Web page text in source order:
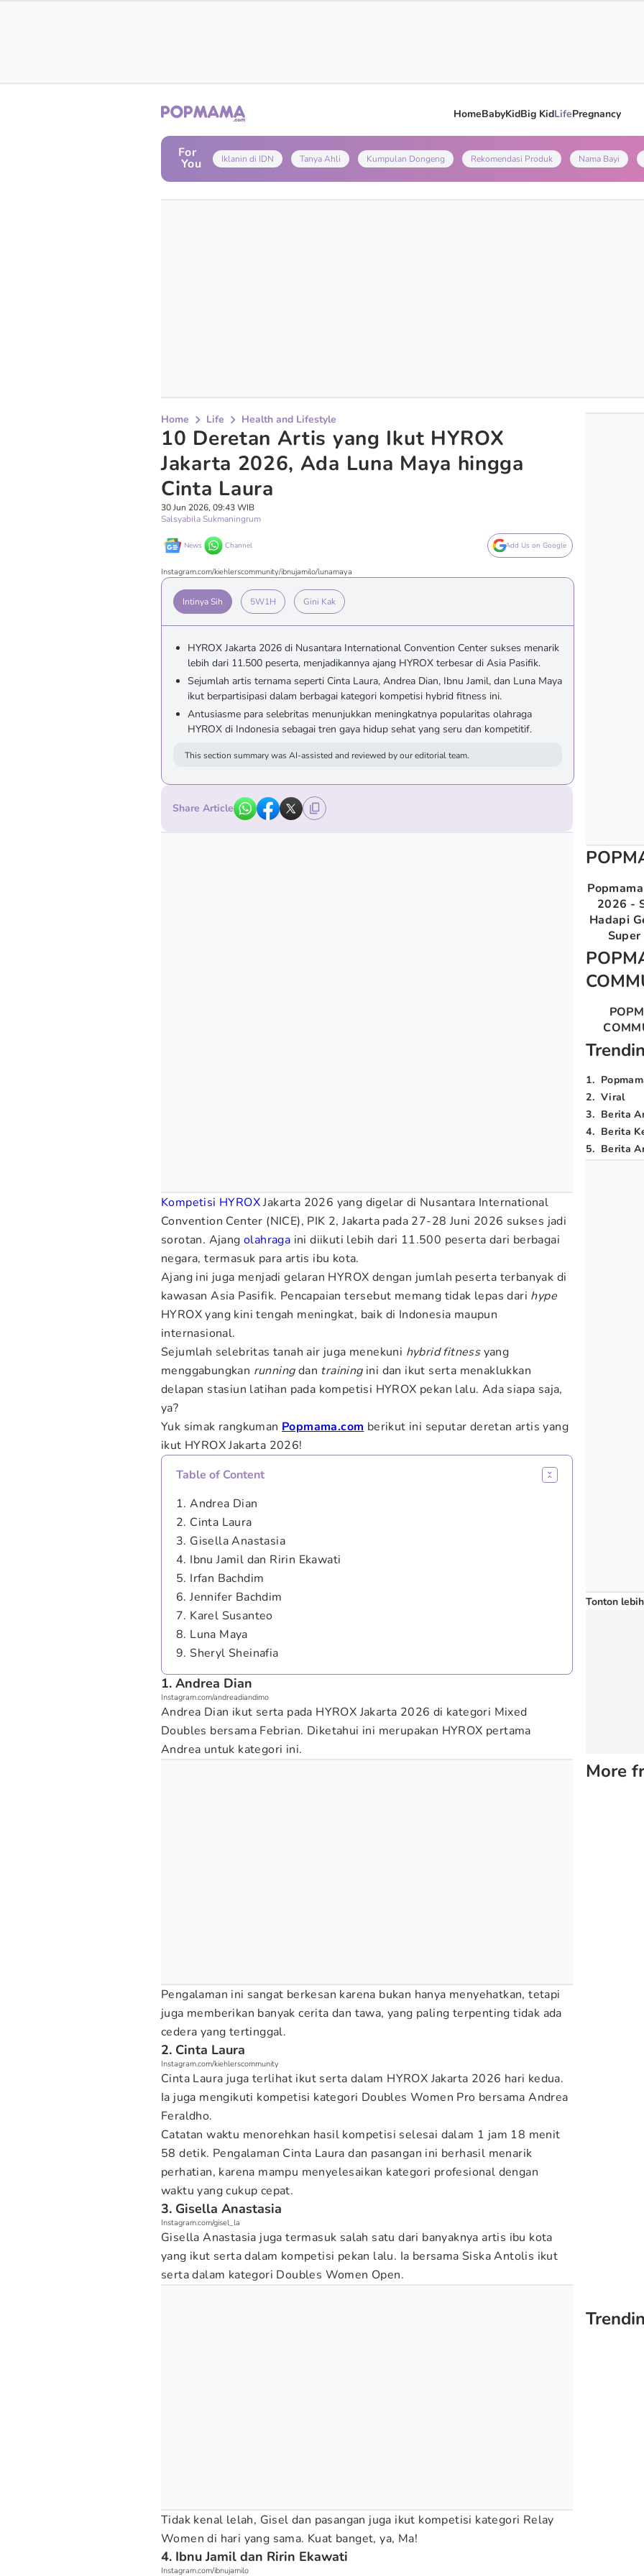
HomeBabyKidBig KidLifePregnancy
For
You Iklanin di IDN Tanya Ahli Kumpulan Dongeng Rekomendasi Produk Nama Bayi
Home Life Health and Lifestyle
10 Deretan Artis yang Ikut HYROX
Jakarta 2026, Ada Luna Maya hingga
Cinta Laura
30 Jun 2026, 09:43 WIB
Salsyabila Sukmaningrum
News Channel Add Us on Google
Instagram.com/kiehlerscommunity/ibnujamilo/lunamaya
Intinya Sih 5W1H Gini Kak
HYROX Jakarta 2026 di Nusantara International Convention Center sukses menarik
lebih dari 11.500 peserta, menjadikannya ajang HYROX terbesar di Asia Pasifik.
Sejumlah artis ternama seperti Cinta Laura, Andrea Dian, Ibnu Jamil, dan Luna Maya
ikut berpartisipasi dalam berbagai kategori kompetisi hybrid fitness ini.
Antusiasme para selebritas menunjukkan meningkatnya popularitas olahraga
HYROX di Indonesia sebagai tren gaya hidup sehat yang seru dan kompetitif.
This section summary was AI-assisted and reviewed by our editorial team.
Share Article
Kompetisi HYROXJakarta 2026 yang digelar di Nusantara International
Convention Center (NICE), PIK 2, Jakarta pada 27-28 Juni 2026 sukses jadi
sorotan. Ajangolahraga ini diikuti lebih dari 11.500 peserta dari berbagai
negara, termasuk para artis ibu kota.
Ajang ini juga menjadi gelaran HYROX dengan jumlah peserta terbanyak di
kawasan Asia Pasifik. Pencapaian tersebut memang tidak lepas dari hype
HYROX yang kini tengah meningkat, baik di Indonesia maupun
internasional.
Sejumlah selebritas tanah air juga menekuni hybrid fitnessyang
menggabungkan runningdan trainingini dan ikut serta menaklukkan
delapan stasiun latihan pada kompetisi HYROX pekan lalu. Ada siapa saja,
ya?
Yuk simak rangkuman Popmama.com berikut ini seputar deretan artis yang
ikut HYROX Jakarta 2026!
Table of Content
1. Andrea Dian
2. Cinta Laura
3. Gisella Anastasia
4. Ibnu Jamil dan Ririn Ekawati
5. Irfan Bachdim
6. Jennifer Bachdim
7. Karel Susanteo
8. Luna Maya
9. Sheryl Sheinafia
1. Andrea Dian
Instagram.com/andreadiandimo
Andrea Dian ikut serta pada HYROX Jakarta 2026 di kategori Mixed
Doubles bersama Febrian. Diketahui ini merupakan HYROX pertama
Andrea untuk kategori ini.
Pengalaman ini sangat berkesan karena bukan hanya menyehatkan, tetapi
juga memberikan banyak cerita dan tawa, yang paling terpenting tidak ada
cedera yang tertinggal.
2. Cinta Laura
Instagram.com/kiehlerscommunity
Cinta Laura juga terlihat ikut serta dalam HYROX Jakarta 2026 hari kedua.
Ia juga mengikuti kompetisi kategori Doubles Women Pro bersama Andrea
Feraldho.
Catatan waktu menorehkan hasil kompetisi selesai dalam 1 jam 18 menit
58 detik. Pengalaman Cinta Laura dan pasangan ini berhasil menarik
perhatian, karena mampu menyelesaikan kategori profesional dengan
waktu yang cukup cepat.
3. Gisella Anastasia
Instagram.com/gisel_la
Gisella Anastasia juga termasuk salah satu dari banyaknya artis ibu kota
yang ikut serta dalam kompetisi pekan lalu. Ia bersama Siska Antolis ikut
serta dalam kategori Doubles Women Open.
Tidak kenal lelah, Gisel dan pasangan juga ikut kompetisi kategori Relay
Women di hari yang sama. Kuat banget, ya, Ma!
4. Ibnu Jamil dan Ririn Ekawati
Instagram.com/ibnujamilo
2026 -
Hadapi
1.
2. Viral
3. Berita
4. Berita
5. Berita
Tonton
More